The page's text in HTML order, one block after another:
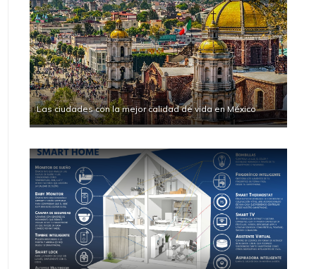
Las ciudades con la mejor calidad de vida en México